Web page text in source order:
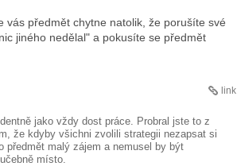
předmět chytne natolik, že porušíte své
jiného nedělal" a pokusíte se předmět
link
jako vždy dost práce. Probral jste to z
že kdyby všichni zvolili strategii nezapsat si
předmět malý zájem a nemusel by být
místo.